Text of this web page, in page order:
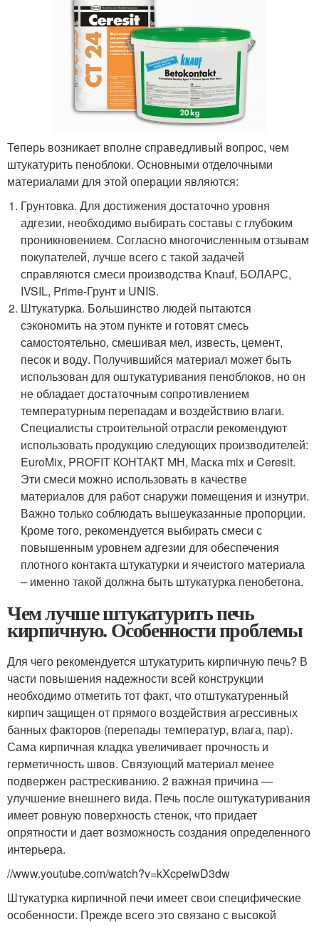
Теперь возникает вполне справедливый вопрос, чем
штукатурить пеноблоки. Основными отделочными
материалами для этой операции являются:
Грунтовка. Для достижения достаточно уровня
адгезии, необходимо выбирать составы с глубоким
проникновением. Согласно многочисленным отзывам
покупателей, лучше всего с такой задачей
справляются смеси производства Knauf, БОЛАРС,
IVSIL, Prime-Грунт и UNIS.
Штукатурка. Большинство людей пытаются
сэкономить на этом пункте и готовят смесь
самостоятельно, смешивая мел, известь, цемент,
песок и воду. Получившийся материал может быть
использован для оштукатуривания пеноблоков, но он
не обладает достаточным сопротивлением
температурным перепадам и воздействию влаги.
Специалисты строительной отрасли рекомендуют
использовать продукцию следующих производителей:
EuroMix, PROFIT КОНТАКТ МН, Маска mix и Ceresit.
Эти смеси можно использовать в качестве
материалов для работ снаружи помещения и изнутри.
Важно только соблюдать вышеуказанные пропорции.
Кроме того, рекомендуется выбирать смеси с
повышенным уровнем адгезии для обеспечения
плотного контакта штукатурки и ячеистого материала
– именно такой должна быть штукатурка пенобетона.
Чем лучше штукатурить печь
кирпичную. Особенности проблемы
Для чего рекомендуется штукатурить кирпичную печь? В
части повышения надежности всей конструкции
необходимо отметить тот факт, что отштукатуренный
кирпич защищен от прямого воздействия агрессивных
банных факторов (перепады температур, влага, пар).
Сама кирпичная кладка увеличивает прочность и
герметичность швов. Связующий материал менее
подвержен растрескиванию. 2 важная причина —
улучшение внешнего вида. Печь после оштукатуривания
имеет ровную поверхность стенок, что придает
опрятности и дает возможность создания определенного
интерьера.
//www.youtube.com/watch?v=kXcpeiwD3dw
Штукатурка кирпичной печи имеет свои специфические
особенности. Прежде всего это связано с высокой